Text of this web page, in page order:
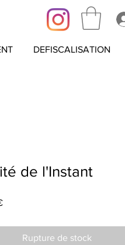
DEFISCALISATION
de l'Instant
Prix
Rupture de stock